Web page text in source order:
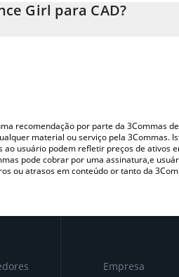
Girl no campo correspondente e
Girl para CAD?
recomendação por parte da 3Commas
material ou serviço pela 3Commas.
usuário podem refletir preços de ativos
pode cobrar por uma assinatura,e
ou atrasos em conteúdo or tanto da
Empresa